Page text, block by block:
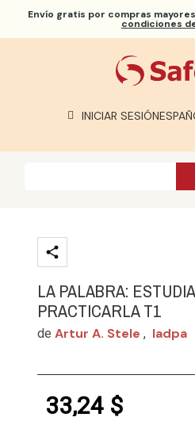
Envío gratis por compras
condiciones
INICIAR SESIÓN
LA PALABRA:
PRACTICARLA T1
deArtur A. Stele , Iadpa
33,24 $